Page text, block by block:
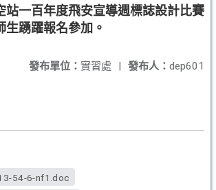
站一百年度飛安宣導週標誌設計比賽
生踴躍報名參加。
發布人： dep601
發布單位： 實習處 |
54-6-nf1.doc